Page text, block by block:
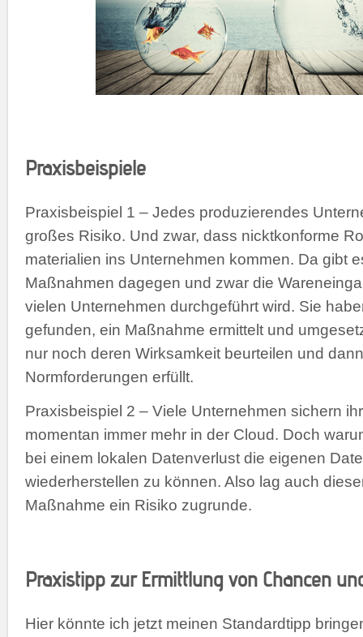
Praxisbeispiele
Praxisbeispiel 1 – Jedes produzierendes
großes Risiko. Und zwar, dass nicktkonforme
materialien ins Unternehmen kommen. Da gibt
Maßnahmen dagegen und zwar die
vielen Unternehmen durchgeführt wird. Sie
gefunden, ein Maßnahme ermittelt und
nur noch deren Wirksamkeit beurteilen und
Normforderungen erfüllt.
Praxisbeispiel 2 – Viele Unternehmen sichern
momentan immer mehr in der Cloud. Doch
bei einem lokalen Datenverlust die eigenen
wiederherstellen zu können. Also lag auch
Maßnahme ein Risiko zugrunde.
Praxistipp zur Ermittlung von Chancen
Hier könnte ich jetzt meinen Standardtipp